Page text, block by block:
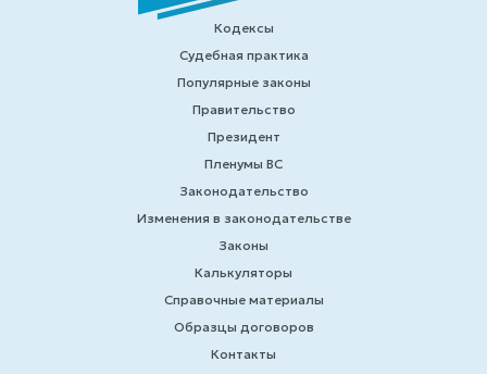
Кодексы
Судебная практика
Популярные законы
Правительство
Президент
Пленумы ВС
Законодательство
Изменения в законодательстве
Законы
Калькуляторы
Справочные материалы
Образцы договоров
Контакты